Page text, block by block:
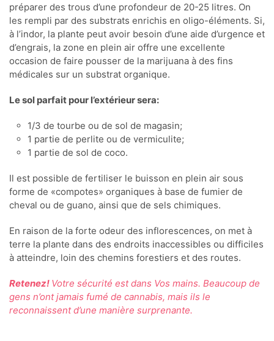
préparer des trous d’une profondeur de 20-25 litres. On
les rempli par des substrats enrichis en oligo-éléments. Si,
à l’indor, la plante peut avoir besoin d’une aide d’urgence et
d’engrais, la zone en plein air offre une excellente
occasion de faire pousser de la marijuana à des fins
médicales sur un substrat organique.
Le sol parfait pour l’extérieur sera:
1/3 de tourbe ou de sol de magasin;
1 partie de perlite ou de vermiculite;
1 partie de sol de coco.
Il est possible de fertiliser le buisson en plein air sous
forme de «compotes» organiques à base de fumier de
cheval ou de guano, ainsi que de sels chimiques.
En raison de la forte odeur des inflorescences, on met à
terre la plante dans des endroits inaccessibles ou difficiles
à atteindre, loin des chemins forestiers et des routes.
Retenez! Votre sécurité est dans Vos mains. Beaucoup de
gens n’ont jamais fumé de cannabis, mais ils le
reconnaissent d’une manière surprenante.